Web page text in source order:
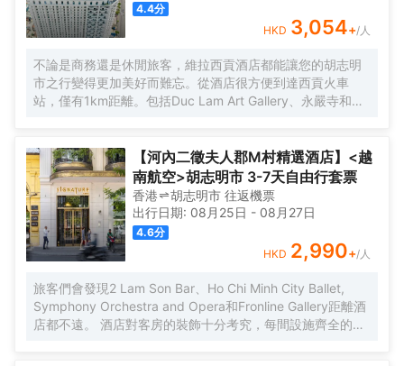
4.4分
HKD 3,054+/人
不論是商務還是休閒旅客，維拉西貢酒店都能讓您的胡志明
市之行變得更加美好而難忘。從酒店很方便到達西貢火車
站，僅有1km距離。包括Duc Lam Art Gallery、永嚴寺和
全的客房都配備有雨傘、房內保險箱和空調。有飲水需求的
旅客，酒店還為您提供了瓶裝水。浴室配有拖鞋、24小時熱
水和浴缸。在餘暇時間，可以選擇去酒店的酒吧喝上一杯飲
料，驅走所有的疲憊。貼心的送餐服務可以滿足那些喜歡在
私人場合進餐的旅客。除此之外，周邊餐飲種類繁多。
HOME FINEST（東南亞菜）供應一流的推薦美味-Grilled
beef on hot rock stone，Huynh Hoa Sandwich
Shop（BÁNH MÌ HUỲNH HOA）（快餐簡餐）提供的法棍
三明治備受好評，Cyclo Resto（東南亞菜）的香茅雞也是來
這裏遊玩不容錯過的美味。 住客既能在 室外泳池揮灑汗水，
也可以在桑拿浴室放鬆身心。酒店設有會議廳和商務中心，
【河內二徵夫人郡M村精選酒店】<越
南航空>胡志明市 3-7天自由行套票
香港 胡志明市 往返機票
出行日期: 08月25日 - 08月27日
4.6分
HKD 2,990+/人
旅客們會發現2 Lam Son Bar、Ho Chi Minh City Ballet,
Symphony Orchestra and Opera和Fronline Gallery距離酒
店都不遠。 酒店對客房的裝飾十分考究，每間設施齊全的客